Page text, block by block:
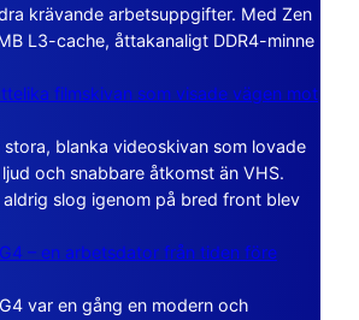
krävande arbetsuppgifter. Med Zen
L3-cache, åttakanaligt DDR4-minne
filmskivan som visade vägen mot
stora, blanka videoskivan som lovade
och snabbare åtkomst än VHS.
slog igenom på bred front blev
– en arbetsdator från tiden före
var en gång en modern och